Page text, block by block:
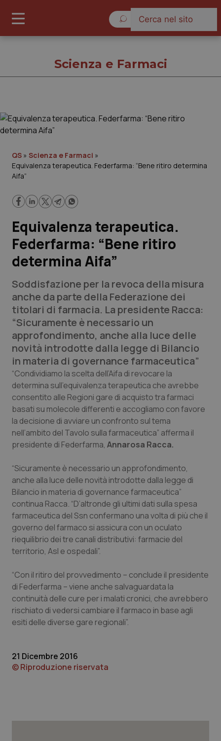
Governo e Parlamento
Regioni e Asl
Lavoro e Professioni
Scienza e Farmaci
Studi e Analisi
Lettere al direttore
Edizioni Regionali
QS Pro
Professionisti Sanitari.AI
Abruzzo
Basilicata
Calabria
Campania
Emilia-Romagna
Friuli Venezia Giulia
Lazio
Liguria
Lombardia
Marche
Molise
QS Pro Gold
Artrite & artrosi
Asma & BPCO
Car-T
Colesterolo & coronaropatie
Dermatite Atopica
Diabete & glucometri
Disturbi dell’umore
Dolore
Donna & Salute
Epatiti
QS Club Newsletter
Scienza e Farmaci
QS » Scienza e Farmaci »
Equivalenza terapeutica. Federfarma: “Bene ritiro determina
Aifa”
Equivalenza terapeutica.
Federfarma: “Bene ritiro
determina Aifa”
Soddisfazione per la revoca della misura
anche da parte della Federazione dei
titolari di farmacia. La presidente Racca:
“Sicuramente è necessario un
approfondimento, anche alla luce delle
novità introdotte dalla legge di Bilancio
in materia di governance farmaceutica”
“Condividiamo la scelta dell’Aifa di revocare la
determina sull’equivalenza terapeutica che avrebbe
consentito alle Regioni gare di acquisto tra farmaci
basati su molecole differenti e accogliamo con favore
la decisione di avviare un confronto sul tema
nell’ambito del Tavolo sulla farmaceutica” afferma il
presidente di Federfarma, Annarosa Racca.
“Sicuramente è necessario un approfondimento,
anche alla luce delle novità introdotte dalla legge di
Bilancio in materia di governance farmaceutica”
continua Racca. “D’altronde gli ultimi dati sulla spesa
farmaceutica del Ssn confermano una volta di più che il
governo del farmaco si assicura con un oculato
riequilibrio dei tre canali distributivi: farmacie del
territorio, Asl e ospedali”.
“Con il ritiro del provvedimento – conclude il presidente
di Federfarma – viene anche salvaguardata la
continuità delle cure per i malati cronici, che avrebbero
rischiato di vedersi cambiare il farmaco in base agli
esiti delle diverse gare regionali”.
21 Dicembre 2016
© Riproduzione riservata